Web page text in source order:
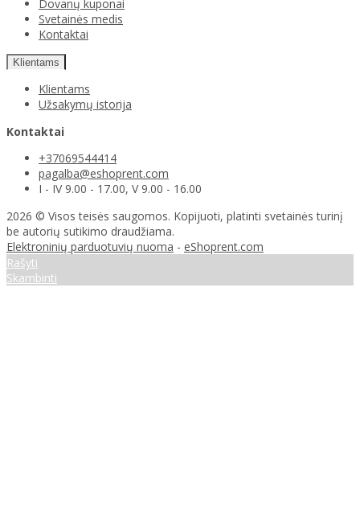
Dovanų kuponai
Svetainės medis
Kontaktai
Klientams
Klientams
Užsakymų istorija
Kontaktai
+37069544414
pagalba@eshoprent.com
I - IV 9.00 - 17.00, V 9.00 - 16.00
2026 © Visos teisės saugomos. Kopijuoti, platinti svetainės turinį
be autorių sutikimo draudžiama.
Elektroninių parduotuvių nuoma - eShoprent.com
Rašyti
Skambinti